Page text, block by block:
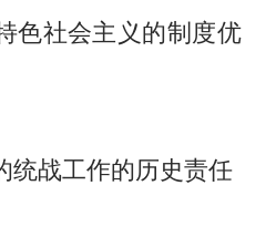
色社会主义的制度优
战工作的历史责任